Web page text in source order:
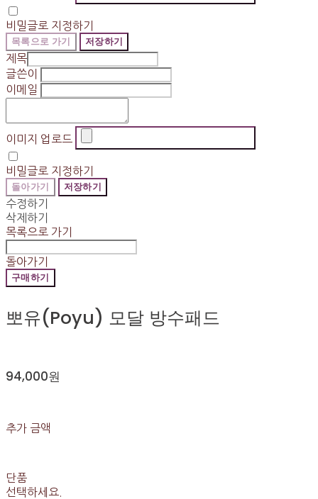
비밀글로 지정하기
목록으로 가기 저장하기
제목
글쓴이
이메일
이미지 업로드
비밀글로 지정하기
돌아가기 저장하기
수정하기
삭제하기
목록으로 가기
돌아가기
구매하기
뽀유(Poyu) 모달 방수패드
94,000원
추가 금액
단품
선택하세요.